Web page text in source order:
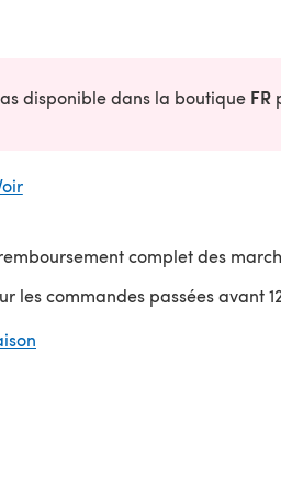
disponible dans la boutique FR
complet des
les commandes passées avant